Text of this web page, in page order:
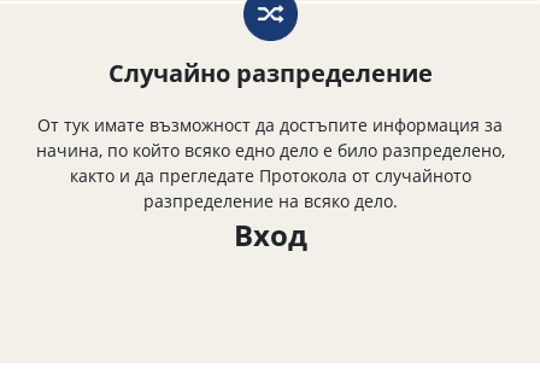
Случайно разпределение
От тук имате възможност да достъпите информация за
начина, по който всяко едно дело е било разпределено,
както и да прегледате Протокола от случайното
разпределение на всяко дело.
Вход